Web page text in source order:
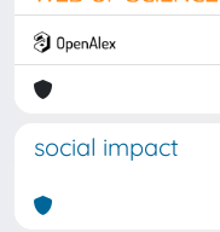
social impact